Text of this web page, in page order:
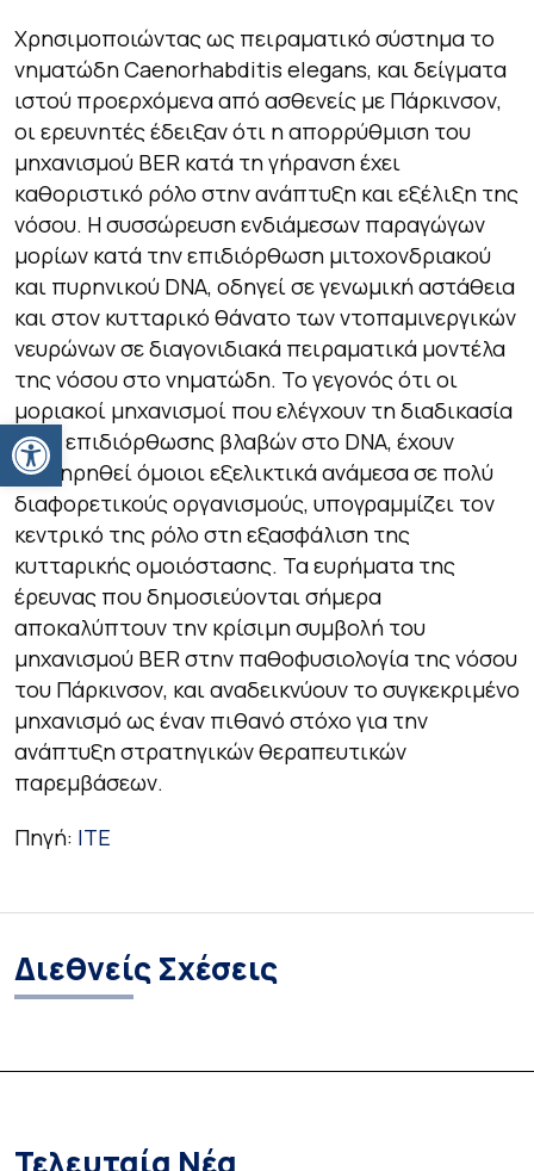
Ανοίξτε τη γραμμή εργαλείων
Χρησιμοποιώντας ως πειραματικό σύστημα το
νηματώδη Caenorhabditis elegans, και δείγματα
ιστού προερχόμενα από ασθενείς με Πάρκινσον,
οι ερευνητές έδειξαν ότι η απορρύθμιση του
μηχανισμού BER κατά τη γήρανση έχει
καθοριστικό ρόλο στην ανάπτυξη και εξέλιξη της
νόσου. Η συσσώρευση ενδιάμεσων παραγώγων
μορίων κατά την επιδιόρθωση μιτοχονδριακού
και πυρηνικού DNA, οδηγεί σε γενωμική αστάθεια
και στον κυτταρικό θάνατο των ντοπαμινεργικών
νευρώνων σε διαγονιδιακά πειραματικά μοντέλα
της νόσου στο νηματώδη. Το γεγονός ότι οι
μοριακοί μηχανισμοί που ελέγχουν τη διαδικασία
BER, επιδιόρθωσης βλαβών στο DNA, έχουν
διατηρηθεί όμοιοι εξελικτικά ανάμεσα σε πολύ
διαφορετικούς οργανισμούς, υπογραμμίζει τον
κεντρικό της ρόλο στη εξασφάλιση της
κυτταρικής ομοιόστασης. Τα ευρήματα της
έρευνας που δημοσιεύονται σήμερα
αποκαλύπτουν την κρίσιμη συμβολή του
μηχανισμού BER στην παθοφυσιολογία της νόσου
του Πάρκινσον, και αναδεικνύουν το συγκεκριμένο
μηχανισμό ως έναν πιθανό στόχο για την
ανάπτυξη στρατηγικών θεραπευτικών
παρεμβάσεων.
Πηγή: ΙΤΕ
Διεθνείς Σχέσεις